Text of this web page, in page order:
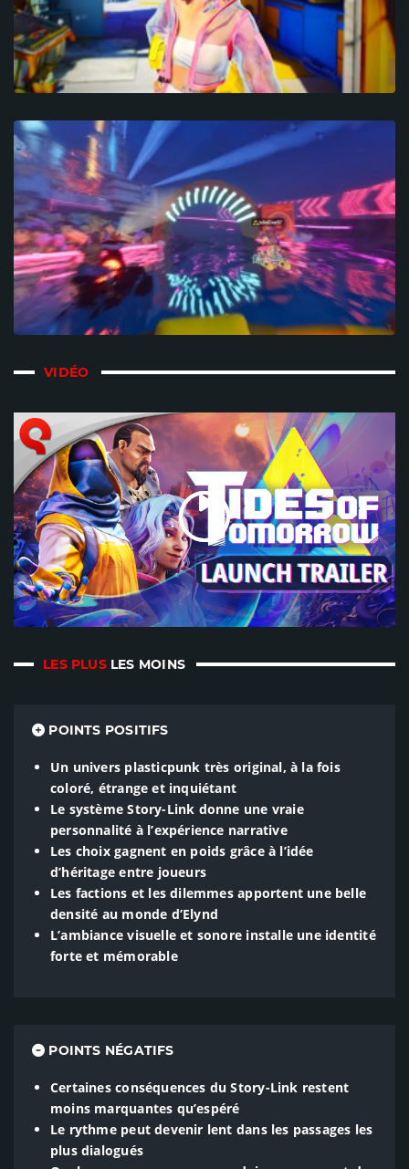
VIDÉO
LES PLUS LES MOINS
POINTS POSITIFS
Un univers plasticpunk très original, à la fois
coloré, étrange et inquiétant
Le système Story-Link donne une vraie
personnalité à l’expérience narrative
Les choix gagnent en poids grâce à l’idée
d’héritage entre joueurs
Les factions et les dilemmes apportent une belle
densité au monde d’Elynd
L’ambiance visuelle et sonore installe une identité
forte et mémorable
POINTS NÉGATIFS
Certaines conséquences du Story-Link restent
moins marquantes qu’espéré
Le rythme peut devenir lent dans les passages les
plus dialogués